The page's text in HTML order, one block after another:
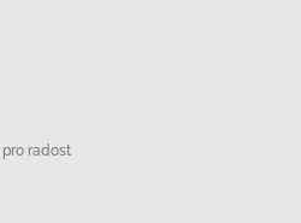
radost